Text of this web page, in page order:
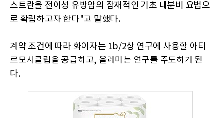
스트란을 전이성 유방암의 잠재적인 기초 내분비 요법으
로 확립하고자 한다"고 말했다.
계약 조건에 따라 화이자는 1b/2상 연구에 사용할 아티
르모시클립을 공급하고, 올레마는 연구를 주도하게 된
다.